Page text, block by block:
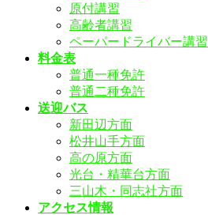
原付講習
高齢者講習
ペーパードライバー講習
料金表
普通一種免許
普通二種免許
送迎バス
新田辺方面
松井山手方面
高の原方面
光台・精華台方面
三山木・同志社方面
アクセス情報